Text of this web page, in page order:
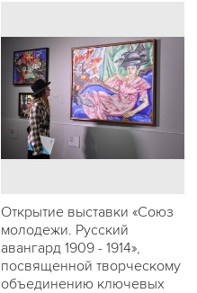
Открытие выставки «Союз
молодежи. Русский
авангард 1909 - 1914»,
посвященной творческому
объединению ключевых